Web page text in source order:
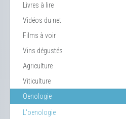
Livres à lire
Vidéos du net
Films à voir
Vins dégustés
Agriculture
Viticulture
Oenologie
L'oenologie